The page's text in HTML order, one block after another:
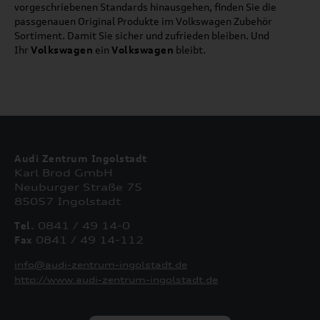
vorgeschriebenen Standards hinausgehen, finden Sie die
passgenauen Original Produkte im Volkswagen Zubehör
Sortiment. Damit Sie sicher und zufrieden bleiben. Und
Ihr Volkswagen ein Volkswagen bleibt.
Audi Zentrum Ingolstadt
Karl Brod GmbH
Neuburger Straße 75
85057 Ingolstadt
Tel. 0841 / 49 14-0
Fax 0841 / 49 14-112
info@audi-zentrum-ingolstadt.de
http://www.audi-zentrum-ingolstadt.de